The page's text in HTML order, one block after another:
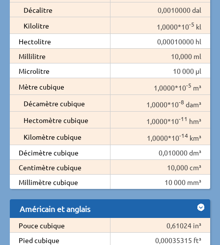
Décalitre
0,0010000 dal
Kilolitre
1,0000*10-5 kl
Hectolitre
0,00010000 hl
Millilitre
10,000 ml
Microlitre
10 000 µl
Mètre cubique
1,0000*10-5 m³
Décamètre cubique
1,0000*10-8 dam³
Hectomètre cubique
1,0000*10-11 hm³
Kilomètre cubique
1,0000*10-14 km³
Décimètre cubique
0,010000 dm³
Centimètre cubique
10,000 cm³
Millimètre cubique
10 000 mm³
Américain et anglais
Pouce cubique
0,61024 in³
Pied cubique
0,00035315 ft³